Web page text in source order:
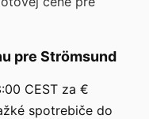
pre Strömsund
CEST za €
spotrebiče do